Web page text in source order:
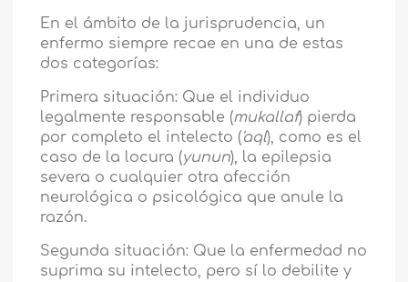
En el ámbito de la jurisprudencia, un
enfermo siempre recae en una de estas
dos categorías:
Primera situación: Que el individuo
legalmente responsable (mukallaf) pierda
por completo el intelecto ('aql), como es el
caso de la locura (yunun), la epilepsia
severa o cualquier otra afección
neurológica o psicológica que anule la
razón.
Segunda situación: Que la enfermedad no
suprima su intelecto, pero sí lo debilite y